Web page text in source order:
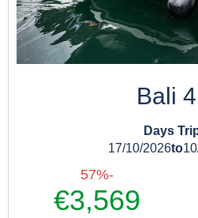
Bali
to
17/10/2026
-57%
€3,569